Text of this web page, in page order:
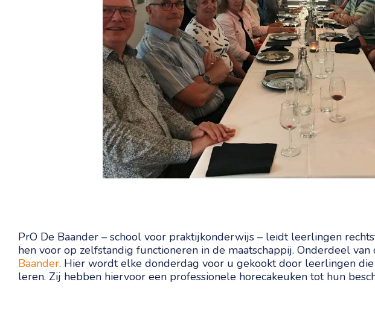
PrO De Baander – school voor praktijkonderwijs – leidt leerlingen
hen voor op zelfstandig functioneren in de maatschappij. Onderdeel van
Baander. Hier wordt elke donderdag voor u gekookt door leerlingen
leren. Zij hebben hiervoor een professionele horecakeuken tot hun